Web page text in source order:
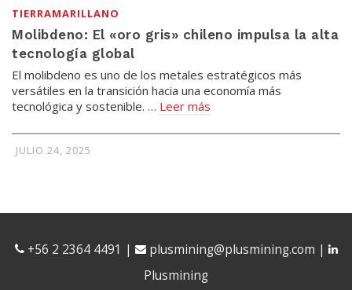
TIERRAMARILLANO
Molibdeno: El «oro gris» chileno impulsa la alta
tecnología global
El molibdeno es uno de los metales estratégicos más
versátiles en la transición hacia una economía más
tecnológica y sostenible. … Leer más
JULIO 24, 2025
+56 2 2364 4491 | plusmining@plusmining.com |
Plusmining